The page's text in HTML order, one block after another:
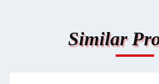
Similar